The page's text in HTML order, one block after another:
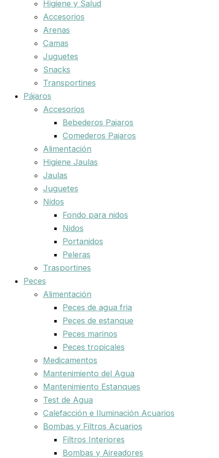
Higiene y Salud
Accesorios
Arenas
Camas
Juguetes
Snacks
Transportines
Pájaros
Accesorios
Bebederos Pajaros
Comederos Pajaros
Alimentación
Higiene Jaulas
Jaulas
Juguetes
Nidos
Fondo para nidos
Nidos
Portanidos
Peleras
Trasportines
Peces
Alimentación
Peces de agua fria
Peces de estanque
Peces marinos
Peces tropicales
Medicamentos
Mantenimiento del Agua
Mantenimiento Estanques
Test de Agua
Calefacción e Iluminación Acuarios
Bombas y Filtros Acuarios
Filtros Interiores
Bombas y Aireadores